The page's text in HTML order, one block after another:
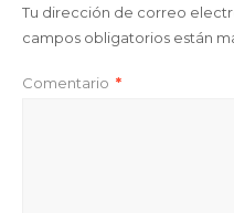
Tu dirección de correo
campos obligatorios están
Comentario *